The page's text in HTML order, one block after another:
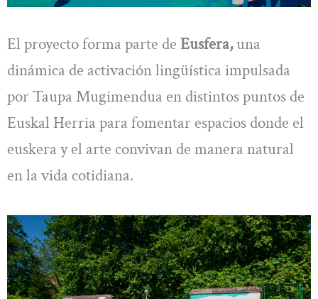
El proyecto forma parte de Eusfera,una
dinámica de activación lingüística impulsada
por Taupa Mugimendua en distintos puntos de
Euskal Herria para fomentar espacios donde el
euskera y el arte convivan de manera natural
en la vida cotidiana.